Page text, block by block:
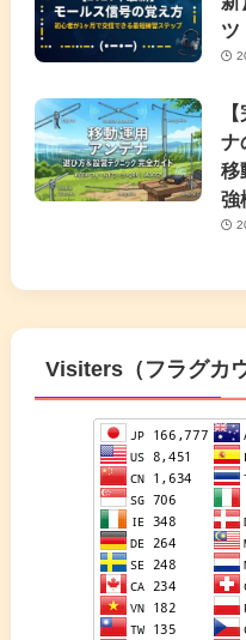
ツ
ナ
移
強
Visiters（フラグカ